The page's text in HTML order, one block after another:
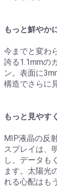
もっと鮮やか
今までと変わ
誇る1.1mmの
ン。表面に
構造でさらに
もっと見やすく
MIP液晶の反
スプレイは、
し、データも
ます。太陽光
れる心配はも